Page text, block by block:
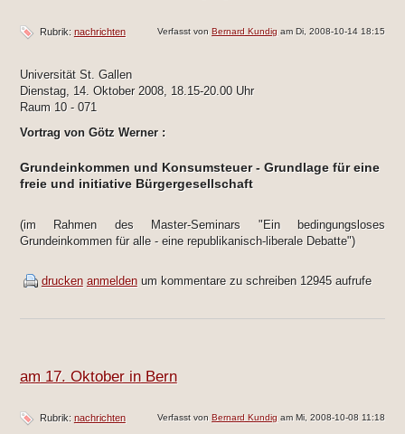
Verfasst vonBernard Kundig am Di, 2008-10-14 18:15
Rubrik: nachrichten
Universität St. Gallen
Dienstag, 14. Oktober 2008, 18.15-20.00 Uhr
Raum 10 - 071
Vortrag von Götz Werner :
Grundeinkommen und Konsumsteuer - Grundlage für eine
freie und initiative Bürgergesellschaft
(im Rahmen des Master-Seminars "Ein bedingungsloses
Grundeinkommen für alle - eine republikanisch-liberale Debatte")
drucken anmeldenum kommentare zu schreiben 12945 aufrufe
am 17. Oktober in Bern
Verfasst vonBernard Kundig am Mi, 2008-10-08 11:18
Rubrik: nachrichten